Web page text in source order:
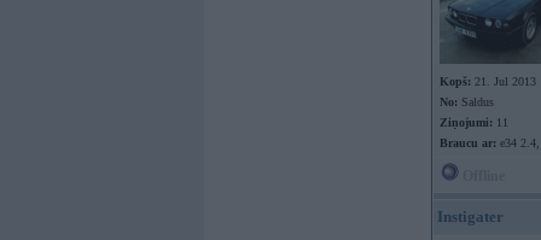
Kopš: 21. Jul 2013
No: Saldus
Ziņojumi: 11
Braucu ar: e34
Instigater